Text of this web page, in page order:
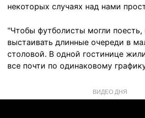
некоторых случаях над нами
"Чтобы футболисты могли
выстаивать длинные очереди в
столовой. В одной гостинице
все почти по одинаковому
ВИДЕО ДНЯ